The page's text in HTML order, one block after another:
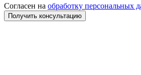
Согласен на обработку персональных
Получить консультацию